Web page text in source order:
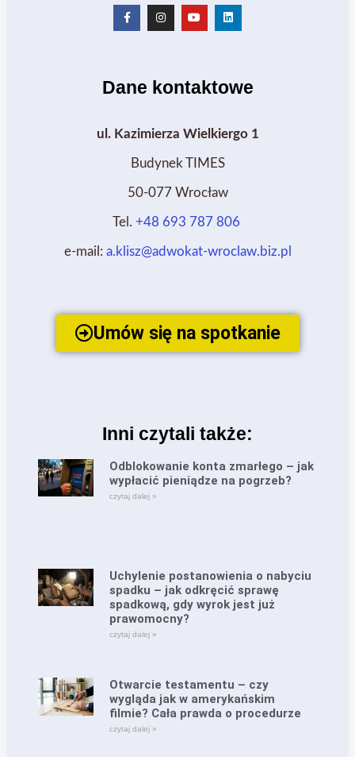
Dane kontaktowe
ul. Kazimierza Wielkiergo 1
Budynek TIMES
50-077 Wrocław
Tel. +48 693 787 806
e-mail: a.klisz@adwokat-wroclaw.biz.pl
Umów się na spotkanie
Inni czytali także:
Odblokowanie konta zmarłego – jak
wypłacić pieniądze na pogrzeb?
czytaj dalej »
Uchylenie postanowienia o nabyciu
spadku – jak odkręcić sprawę
spadkową, gdy wyrok jest już
prawomocny?
czytaj dalej »
Otwarcie testamentu – czy
wygląda jak w amerykańskim
filmie? Cała prawda o procedurze
czytaj dalej »